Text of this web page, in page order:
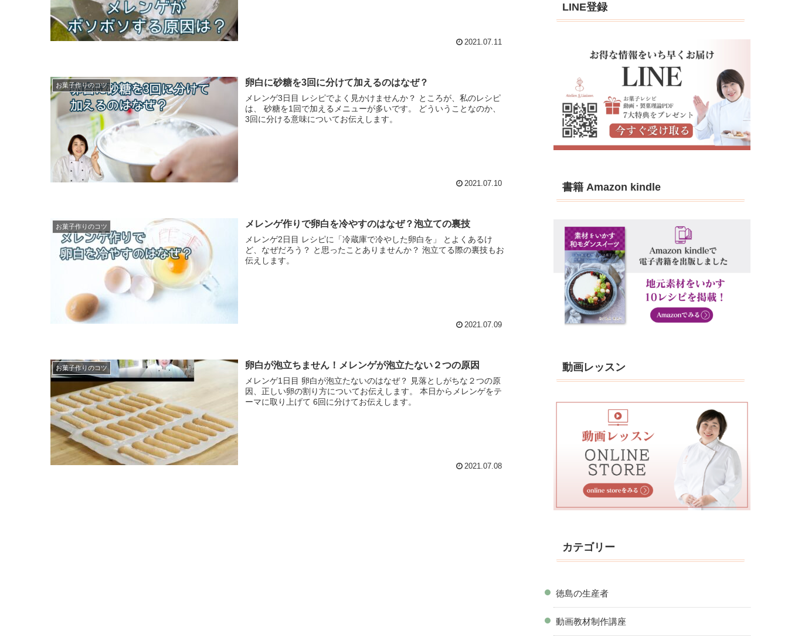
2021.07.11
お菓子作りのコツ 卵白に砂糖を3回に分けて加えるのはなぜ？
メレンゲ3日目 レシピでよく見かけませんか？ ところが、私のレシピ
は、 砂糖を1回で加えるメニューが多いです。 どういうことなのか、
3回に分ける意味についてお伝えします。
2021.07.10
お菓子作りのコツ メレンゲ作りで卵白を冷やすのはなぜ？泡立ての裏技
メレンゲ2日目 レシピに「冷蔵庫で冷やした卵白を」 とよくあるけ
ど、なぜだろう？ と思ったことありませんか？ 泡立てる際の裏技もお
伝えします。
2021.07.09
お菓子作りのコツ 卵白が泡立ちません！メレンゲが泡立たない２つの原因
メレンゲ1日目 卵白が泡立たないのはなぜ？ 見落としがちな２つの原
因、正しい卵の割り方についてお伝えします。 本日からメレンゲをテ
ーマに取り上げて 6回に分けてお伝えします。
2021.07.08
LINE登録
書籍 Amazon kindle
動画レッスン
カテゴリー
徳島の生産者
動画教材制作講座